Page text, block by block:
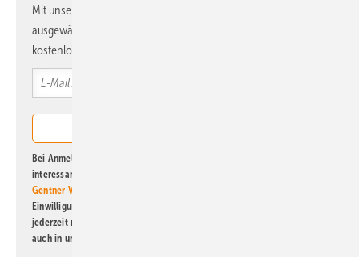
Mit unserem Newsletter erhalten Sie regelmäßig von uns
ausgewählte Informationen und Neuigkeiten, gebündelt und
kostenlos direkt ins Postfach.
Bei Anmeldung zu diesem Newsletter bin ich damit einverstanden, über
interessante Verlags- und Online-Angebote
Gentner Verlag GmbH & Co. KG
Einwilligung kann ich jederzeit widerrufen und eine Abmeldung ist
jederzeit möglich. Informationen zum Umgang mit Daten finden Sie
auch in unserer